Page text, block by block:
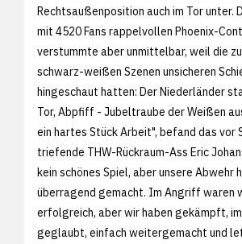
Rechtsaußenposition auch im Tor unter.
mit 4520 Fans rappelvollen Phoenix-
verstummte aber unmittelbar, weil die
schwarz-weißen Szenen unsicheren
hingeschaut hatten: Der Niederländer
Tor, Abpfiff - Jubeltraube der Weißen
ein hartes Stück Arbeit", befand das vor
triefende THW-Rückraum-Ass Eric
kein schönes Spiel, aber unsere Abwehr
überragend gemacht. Im Angriff waren
erfolgreich, aber wir haben gekämpft,
geglaubt, einfach weitergemacht und